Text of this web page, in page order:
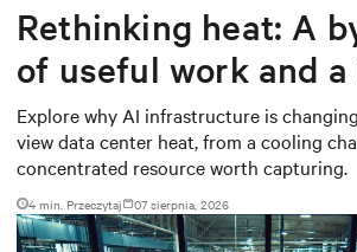
Rethinking heat: A
of useful work and a
worth capturing
Explore why AI infrastructure is
view data center heat, from a cooling
concentrated resource worth capturing.
4 min. Przeczytaj 07 sierpnia, 2026